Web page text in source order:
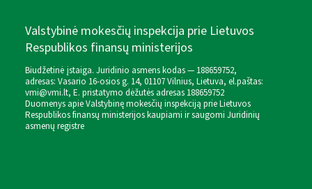
Valstybinė mokesčių inspekcija prie Lietuvos
Respublikos finansų ministerijos
Biudžetinė įstaiga. Juridinio asmens kodas — 188659752,
adresas: Vasario 16-osios g. 14, 01107 Vilnius, Lietuva, el.paštas:
vmi@vmi.lt, E. pristatymo dėžutės adresas 188659752
Duomenys apie Valstybinę mokesčių inspekciją prie Lietuvos
Respublikos finansų ministerijos kaupiami ir saugomi Juridinių
asmenų registre